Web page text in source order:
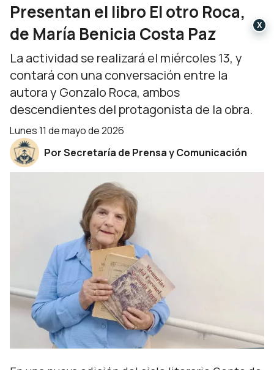
Presentan el libro El otro Roca,
de María Benicia Costa Paz
La actividad se realizará el miércoles 13, y
contará con una conversación entre la
autora y Gonzalo Roca, ambos
descendientes del protagonista de la obra.
lunes 11 de mayo de 2026
Por Secretaría de Prensa y Comunicación
X